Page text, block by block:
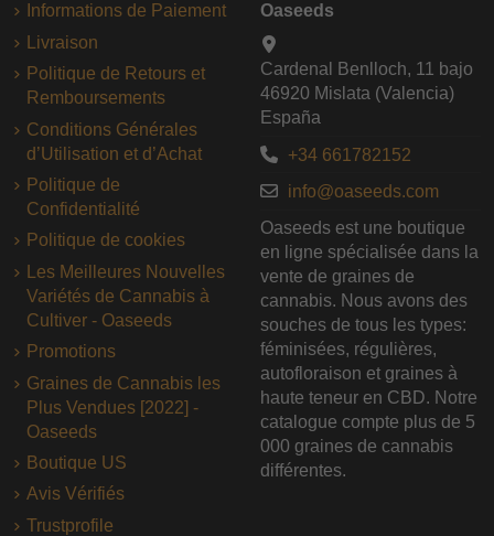
Informations de Paiement
Livraison
Politique de Retours et
Remboursements
Conditions Générales
d’Utilisation et d’Achat
Politique de
Confidentialité
Politique de cookies
Les Meilleures Nouvelles
Variétés de Cannabis à
Cultiver - Oaseeds
Promotions
Graines de Cannabis les
Plus Vendues [2022] -
Oaseeds
Boutique US
Avis Vérifiés
Trustprofile
Oaseeds
Cardenal Benlloch, 11 bajo
46920 Mislata (Valencia)
España
+34 661782152
info@oaseeds.com
Oaseeds est une boutique
en ligne spécialisée dans la
vente de graines de
cannabis. Nous avons des
souches de tous les types:
féminisées, régulières,
autofloraison et graines à
haute teneur en CBD. Notre
catalogue compte plus de 5
000 graines de cannabis
différentes.